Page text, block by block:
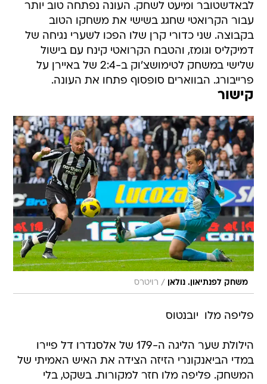
לבאדשטובר ומיעט לשחק. העונה נפתחה טוב יותר
עבור הקרואטי שחגג בשישי את משחקו הטוב
בקבוצה. שני כדורי קרן שלו הפכו לשערי נגיחה של
דמיקליס וגומז, והטבח הקרואטי קינח עם בישול
שלישי במשחק לטימושצ'וק ב-2:4 של באיירן על
פרייבורג. הבווארים סופסוף פתחו את העונה.
קישור
משחק לפנתיאון. נולאן / רויטרס
פליפה מלו  יובנטוס
הילולת שער הליגה ה-179 של אלסנדרו דל פיירו
במדי הביאנקונרי הזיזה הצידה את האיש האמיתי של
המשחק. פליפה מלו חזר למקורות. בשקט, בלי